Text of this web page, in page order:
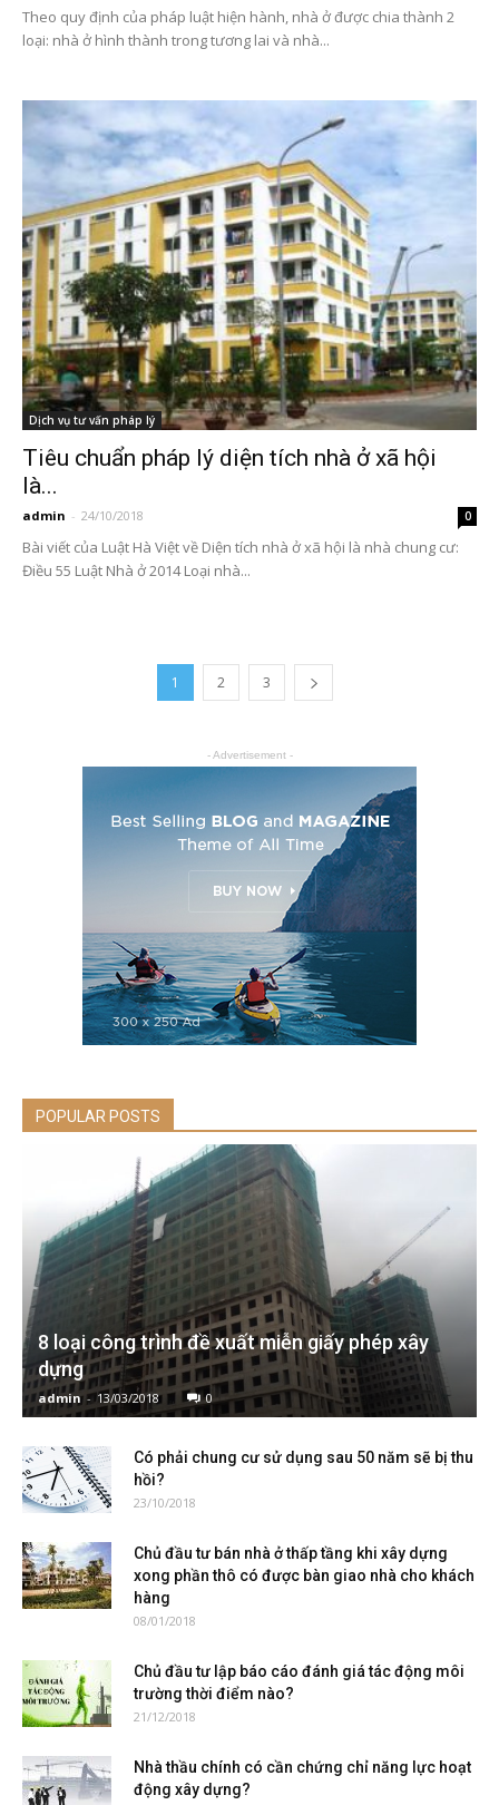
Theo quy định của pháp luật hiện hành, nhà ở được chia thành 2
loại: nhà ở hình thành trong tương lai và nhà...
Dịch vụ tư vấn pháp lý
Tiêu chuẩn pháp lý diện tích nhà ở xã hội
là...
admin - 24/10/2018 0
Bài viết của Luật Hà Việt về Diện tích nhà ở xã hội là nhà chung cư:
Điều 55 Luật Nhà ở 2014 Loại nhà...
1 2 3
- Advertisement -
POPULAR POSTS
8 loại công trình đề xuất miễn giấy phép xây
dựng
admin - 13/03/2018 0
Có phải chung cư sử dụng sau 50 năm sẽ bị thu
hồi?
23/10/2018
Chủ đầu tư bán nhà ở thấp tầng khi xây dựng
xong phần thô có được bàn giao nhà cho khách
hàng
08/01/2018
Chủ đầu tư lập báo cáo đánh giá tác động môi
trường thời điểm nào?
21/12/2018
Nhà thầu chính có cần chứng chỉ năng lực hoạt
động xây dựng?